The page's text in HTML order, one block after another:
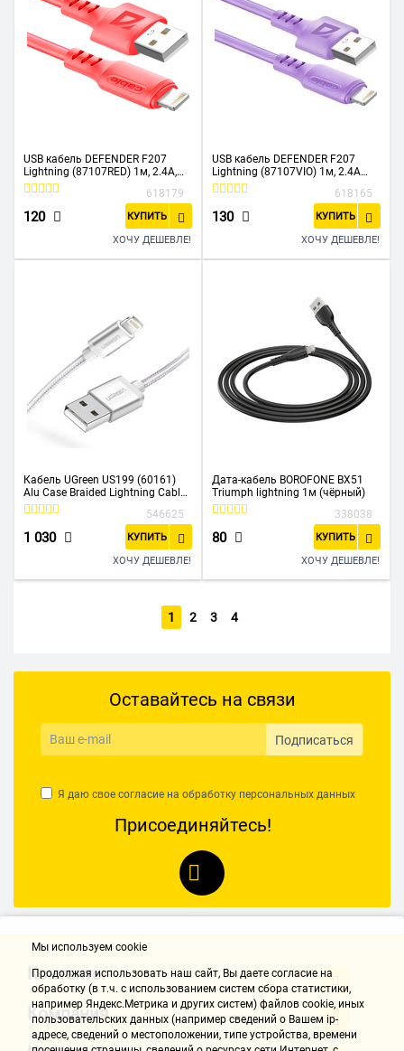
USB кабель DEFENDER F207
Lightning (87107RED) 1м, 2.4А,
силикон red
618179
120 КУПИТЬ
ХОЧУ ДЕШЕВЛЕ!
USB кабель DEFENDER F207
Lightning (87107VIO) 1м, 2.4А
violet
618165
130 КУПИТЬ
ХОЧУ ДЕШЕВЛЕ!
Кабель UGreen US199 (60161)
Alu Case Braided Lightning Cable
1 м серебристый
546625
1 030 КУПИТЬ
ХОЧУ ДЕШЕВЛЕ!
Дата-кабель BOROFONE BX51
Triumph lightning 1м (чёрный)
338038
80 КУПИТЬ
ХОЧУ ДЕШЕВЛЕ!
1 2 3 4
Оставайтесь на связи
Подписаться
Я даю свое согласие на обработку персональных данных
Присоединяйтесь!
Контакты
Компания
Мы используем cookie
Продолжая использовать наш cайт, Вы даете согласие на
обработку (в т.ч. с использованием систем сбора статистики,
например Яндекс.Метрика и других систем) файлов cookie, иных
пользовательских данных (например сведений о Вашем ip-
адресе, сведений о местоположении, типе устройства, времени